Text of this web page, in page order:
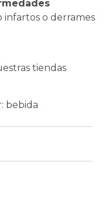
infartos o derrames
tiendas